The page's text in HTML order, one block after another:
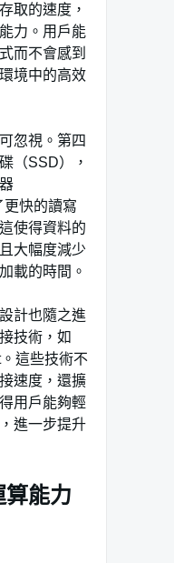
取的速度，
力。用戶能
而不會感到
境中的高效
忽視。第四
（SSD），
更快的讀寫
使得資料的
大幅度減少
載的時間。
計也隨之進
技術，如
這些技術不
速度，還擴
用戶能夠輕
進一步提升
算能力